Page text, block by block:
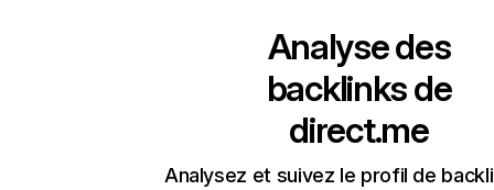
Analyse des
backlinks de
direct.me
Analysez et suivez le profil de